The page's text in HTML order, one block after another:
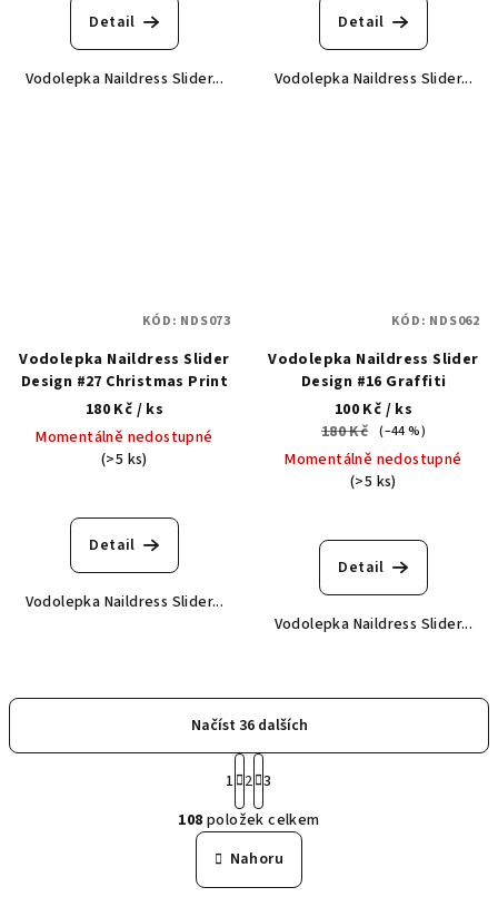
Detail
Vodolepka Naildress Slider...
Detail
Vodolepka Naildress Slider...
Vodolepka Naildress Slider
Design #27 Christmas Print
180 Kč / ks
Momentálně nedostupné
(>5 ks)
Detail
Vodolepka Naildress Slider...
KÓD: NDS073
Vodolepka Naildress Slider
Design #16 Graffiti
100 Kč / ks
180 Kč (–44 %)
Momentálně nedostupné
(>5 ks)
Detail
Vodolepka Naildress Slider...
KÓD: NDS062
O
v
l
á
Načíst 36 dalších
S
t
r
á
n
k
o
1 2 3
108 položek celkem
Nahoru